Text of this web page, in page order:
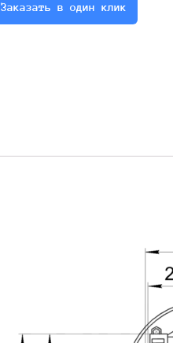
Заказать в один клик